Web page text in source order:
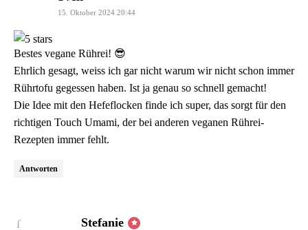
15. Oktober 2024 20:44
Bestes vegane Rührei! 😎
Ehrlich gesagt, weiss ich gar nicht warum wir nicht schon immer
Rührtofu gegessen haben. Ist ja genau so schnell gemacht!
Die Idee mit den Hefeflocken finde ich super, das sorgt für den
richtigen Touch Umami, der bei anderen veganen Rührei-
Rezepten immer fehlt.
Antworten
Stefanie sagt: